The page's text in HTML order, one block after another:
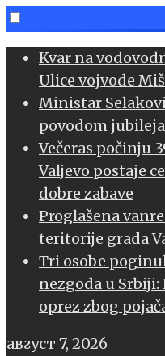
Skip
content
Kvar na
Ulice vojvode
Ministar
povodom
Večeras počinju
Valjevo postaje
dobre zabave
Proglašena
teritorije grada
Tri osobe
nezgoda u
oprez zbog
август 7, 2026